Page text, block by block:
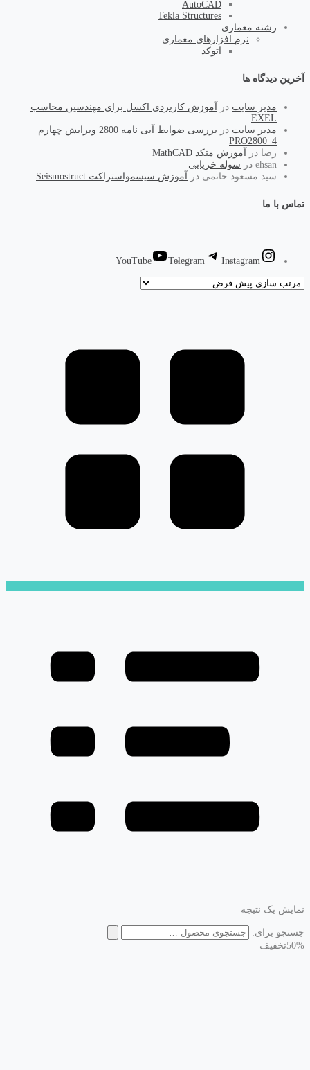
AutoCAD
Tekla Structures
رشته معماری
نرم افزارهای معماری
اتوکد
آخرین دیدگاه ها
مدیر سایت در
آموزش کاربردی اکسل برای مهندسین محاسب
EXEL
مدیر سایت در
بررسی ضوابط آیی نامه 2800 ویرایش چهارم
PRO2800_4
رضا در
آموزش متکد MathCAD
ehsan در سوله خرپایی
سید مسعود حاتمی در آموزش سیسمواستراکت Seismostruct
تماس با ما
Instagram
Telegram
YouTube
نمایش یک نتیجه
جستجو برای:
50%تخفیف